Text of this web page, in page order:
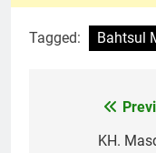
Tagged: Bahtsul
Navigasi
KH.